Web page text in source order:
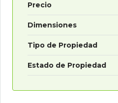
Precio
Dimensiones
Tipo de Propiedad
Estado de Propiedad